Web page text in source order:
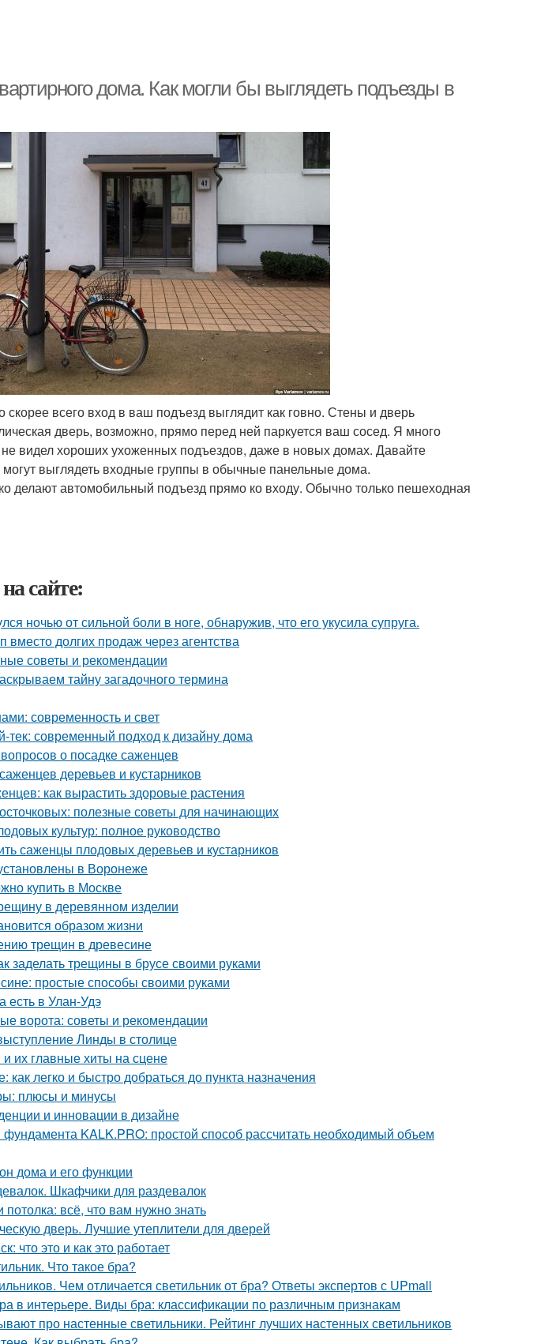
дома. Как могли бы выглядеть подъезды в
всего вход в ваш подъезд выглядит как говно. Стены и дверь
дверь, возможно, прямо перед ней паркуется ваш сосед. Я много
не видел хороших ухоженных подъездов, даже в новых домах. Давайте
выглядеть входные группы в обычные панельные дома.
делают автомобильный подъезд прямо ко входу. Обычно только пешеходная
сайте:
ночью от сильной боли в ноге, обнаружив, что его укусила супруга.
долгих продаж через агентства
советы и рекомендации
тайну загадочного термина
современность и свет
тек: современный подход к дизайну дома
о посадке саженцев
деревьев и кустарников
как вырастить здоровые растения
полезные советы для начинающих
культур: полное руководство
саженцы плодовых деревьев и кустарников
в Воронеже
купить в Москве
в деревянном изделии
образом жизни
трещин в древесине
заделать трещины в брусе своими руками
простые способы своими руками
есть в Улан-Удэ
ворота: советы и рекомендации
Линды в столице
их главные хиты на сцене
легко и быстро добраться до пункта назначения
плюсы и минусы
и инновации в дизайне
KALK.PRO: простой способ рассчитать необходимый объем
дома и его функции
Шкафчики для раздевалок
всё, что вам нужно знать
дверь. Лучшие утеплители для дверей
что это и как это работает
Что такое бра?
Чем отличается светильник от бра? Ответы экспертов с UPmall
в интерьере. Виды бра: классификации по различным признакам
про настенные светильники. Рейтинг лучших настенных светильников